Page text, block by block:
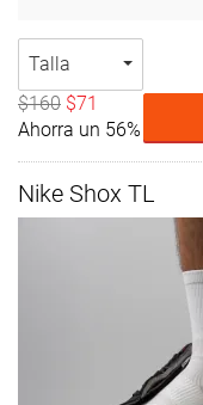
Talla
$160 $71
Ahorra un 56%
Nike Shox TL